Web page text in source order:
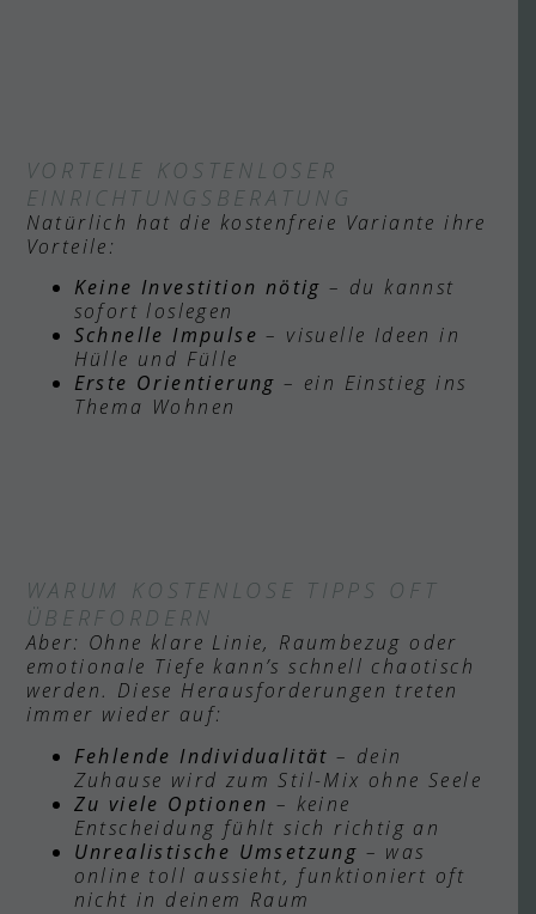
VORTEILE KOSTENLOSER
EINRICHTUNGSBERATUNG
Natürlich hat die kostenfreie Variante ihre
Vorteile:
Keine Investition nötig – du kannst
sofort loslegen
Schnelle Impulse – visuelle Ideen in
Hülle und Fülle
Erste Orientierung – ein Einstieg ins
Thema Wohnen
WARUM KOSTENLOSE TIPPS OFT
ÜBERFORDERN
Aber: Ohne klare Linie, Raumbezug oder
emotionale Tiefe kann’s schnell chaotisch
werden. Diese Herausforderungen treten
immer wieder auf:
Fehlende Individualität – dein
Zuhause wird zum Stil-Mix ohne Seele
Zu viele Optionen – keine
Entscheidung fühlt sich richtig an
Unrealistische Umsetzung – was
online toll aussieht, funktioniert oft
nicht in deinem Raum